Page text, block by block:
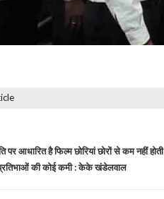
पर आधारित है फिल्म छोरियां छोरों से कम नहीं होती
की कोई कमी : केके खंडेलवाल